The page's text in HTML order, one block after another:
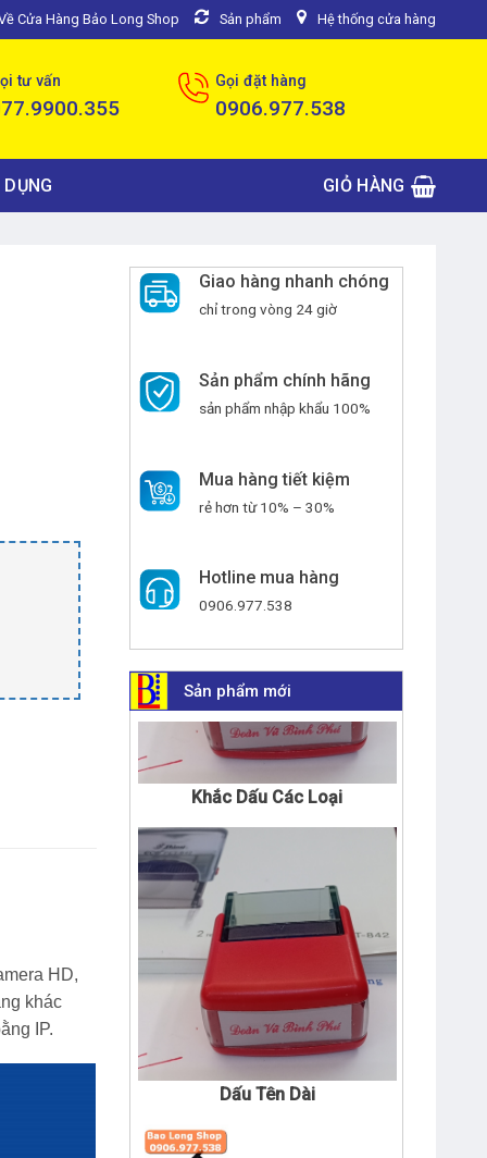
Cửa Hàng Bảo Long Shop Sản phẩm Hệ thống cửa hàng
tư vấn Gọi đặt hàng
0906.977.538
GIỎ HÀNG
HD,
khác
IP.
Giao hàng nhanh chóng
chỉ trong vòng 24 giờ
Sản phẩm chính hãng
sản phẩm nhập khẩu 100%
Mua hàng tiết kiệm
rẻ hơn từ 10% – 30%
Hotline mua hàng
0906.977.538
Sản phẩm mới
Khắc Dấu Các Loại
Dấu Tên Dài